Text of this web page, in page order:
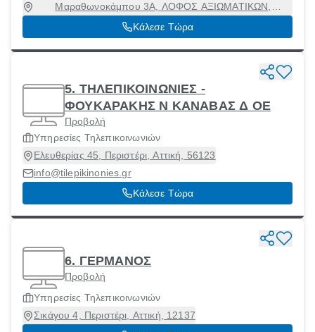
Μαραθωνοκάμπου 3Α, ΛΟΦΟΣ ΑΞΙΩΜΑΤΙΚΩΝ,
Περιστέρι, Αττική, 12136
Κάλεσε Τώρα
5. ΤΗΛΕΠΙΚΟΙΝΩΝΙΕΣ -
ΦΟΥΚΑΡΑΚΗΣ Ν ΚΑΝΑΒΑΣ Δ ΟΕ
Προβολή
Υπηρεσίες Τηλεπικοινωνιών
Ελευθερίας 45, Περιστέρι, Αττική, 56123
info@tilepikinonies.gr
Κάλεσε Τώρα
6. ΓΕΡΜΑΝΟΣ
Προβολή
Υπηρεσίες Τηλεπικοινωνιών
Σικάγου 4, Περιστέρι, Αττική, 12137